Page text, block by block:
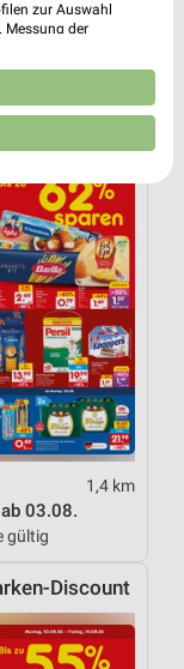
7,1 km
gültig
Discount
1,4 km
03.08.
gültig
Discount
zur Auswahl
Messung der
Entwicklung und
Daten zur Auswahl
und in die
von